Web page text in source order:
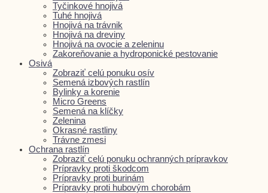
Tyčinkové hnojivá
Tuhé hnojivá
Hnojivá na trávnik
Hnojivá na dreviny
Hnojivá na ovocie a zeleninu
Zakoreňovanie a hydroponické pestovanie
Osivá
Zobraziť celú ponuku osív
Semená izbových rastlín
Bylinky a korenie
Micro Greens
Semená na klíčky
Zelenina
Okrasné rastliny
Trávne zmesi
Ochrana rastlín
Zobraziť celú ponuku ochranných prípravkov
Prípravky proti škodcom
Prípravky proti burinám
Prípravky proti hubovým chorobám